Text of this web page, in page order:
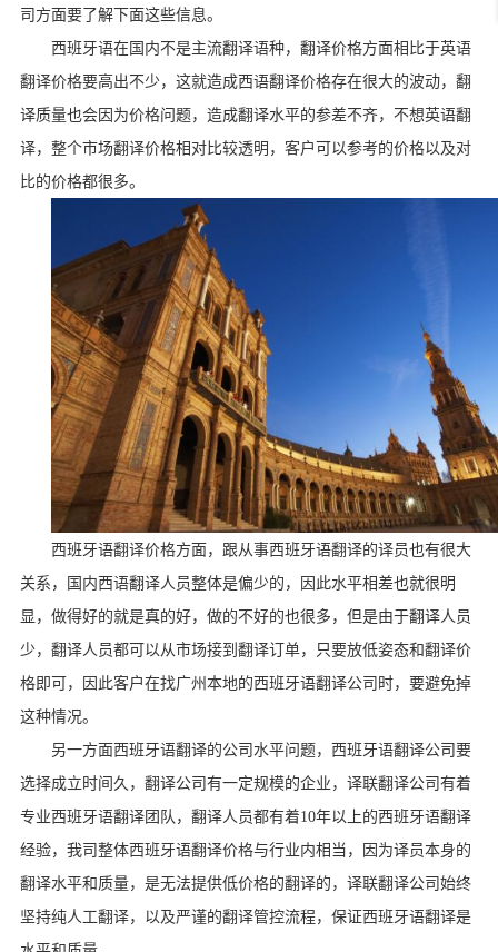
司方面要了解下面这些信息。
西班牙语在国内不是主流翻译语种，翻译价格方面相比于英语
翻译价格要高出不少，这就造成西语翻译价格存在很大的波动，翻
译质量也会因为价格问题，造成翻译水平的参差不齐，不想英语翻
译，整个市场翻译价格相对比较透明，客户可以参考的价格以及对
比的价格都很多。
西班牙语翻译价格方面，跟从事西班牙语翻译的译员也有很大
关系，国内西语翻译人员整体是偏少的，因此水平相差也就很明
显，做得好的就是真的好，做的不好的也很多，但是由于翻译人员
少，翻译人员都可以从市场接到翻译订单，只要放低姿态和翻译价
格即可，因此客户在找广州本地的西班牙语翻译公司时，要避免掉
这种情况。
另一方面西班牙语翻译的公司水平问题，西班牙语翻译公司要
选择成立时间久，翻译公司有一定规模的企业，译联翻译公司有着
专业西班牙语翻译团队，翻译人员都有着10年以上的西班牙语翻译
经验，我司整体西班牙语翻译价格与行业内相当，因为译员本身的
翻译水平和质量，是无法提供低价格的翻译的，译联翻译公司始终
坚持纯人工翻译，以及严谨的翻译管控流程，保证西班牙语翻译是